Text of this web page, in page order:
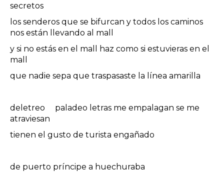
secretos
los senderos que se bifurcan y todos los caminos
nos están llevando al mall
y si no estás en el mall haz como si estuvieras en el
mall
que nadie sepa que traspasaste la línea amarilla
deletreo paladeo letras me empalagan se me
atraviesan
tienen el gusto de turista engañado
de puerto príncipe a huechuraba